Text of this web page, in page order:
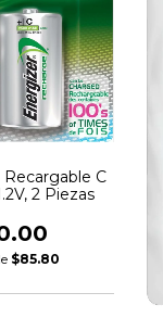
C
2 Piezas
$85.80